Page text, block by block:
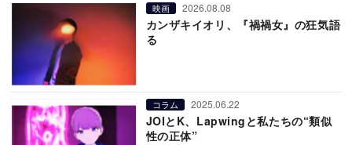
映画 2026.08.08
カンザキイオリ、『禍禍女』の狂気語
る
コラム 2025.06.22
JOIとK、Lapwingと私たちの“類似
性の正体”